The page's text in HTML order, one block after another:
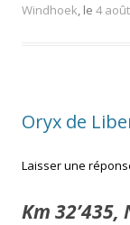
Windhoek , le 4
Oryx de
Laisser une
Km